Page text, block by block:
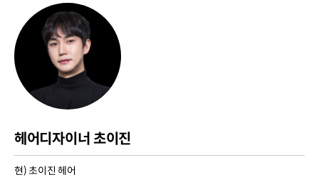
헤어디자이너 초이진
현) 초이진 헤어